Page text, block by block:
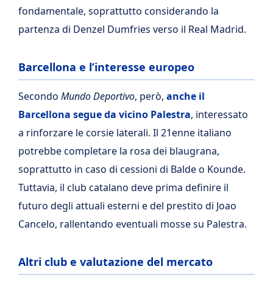
fondamentale, soprattutto considerando la
partenza di Denzel Dumfries verso il Real Madrid.
Barcellona e l’interesse europeo
Secondo Mundo Deportivo, però, anche il
Barcellona segue da vicino Palestra, interessato
a rinforzare le corsie laterali. Il 21enne italiano
potrebbe completare la rosa dei blaugrana,
soprattutto in caso di cessioni di Balde o Kounde.
Tuttavia, il club catalano deve prima definire il
futuro degli attuali esterni e del prestito di Joao
Cancelo, rallentando eventuali mosse su Palestra.
Altri club e valutazione del mercato